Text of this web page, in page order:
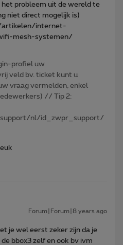
probleem uit de wereld te
niet direct mogelijk is)
internet-
mesh-systemen/
profiel uw
veld bv. ticket kunt u
vraag vermelden, enkel
// Tip 2:
nl/id_zwpr_support/
Forum|Forum|8 years ago
je wel eerst zeker zijn da je
bbox3 zelf en ook bv ivm